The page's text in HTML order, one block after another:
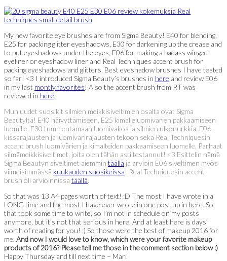
My new favorite eye brushes are from Sigma Beauty! E40 for blending,
E25 for packing glitter eyeshadows, E30 for darkening up the crease and
to put eyeshadows under the eyes, E06 for making a badass winged
eyeliner or eyeshadow liner and Real Techniques accent brush for
packing eyeshadows and glitters. Best eyeshadow brushes I have tested
so far! <3 I introduced Sigma Beauty’s brushes in here and review E06
in my last montly favorites! Also the accent brush from RT was
reviewed in here.
Mun uudet suosikit silmien meikkisiveltimien osalta ovat Sigma
Beautyltä! E40 häivyttämiseen, E25 kimalleluomivärien pakkaamiseen
luomille, E30 tummentamaan luomivakoa ja silmien ulkonurkkia, E06
kissarajausten ja luomivärirajausten tekoon sekä Real Techniquesin
accent brush luomivärien ja kimalteiden pakkaamiseen luomelle. Parhaat
silmämeikkisiveltimet, joita olen tähän asti testannut! <3 Esittelin nämä
Sigma Beautyn siveltimet aiemmin täällä ja arvioin E06 siveltimen myös
viimeisimmässä kuukauden suosikeissa! Real Techniquesin accent
brush oli arvioinnissa täällä.
So that was 13 A4 pages worth of text! :D The most I have wrote in a
LONG time and the most I have ever wrote in one post up in here. So
that took some time to write, so I’m not in schedule on my posts
anymore, but it’s not that serious in here. And at least here is days’
worth of reading for you! :) So those were the best of makeup 2016 for
me. And now I would love to know, which were your favorite makeup
products of 2016? Please tell me those in the comment section below :)
Happy Thursday and till next time – Mari